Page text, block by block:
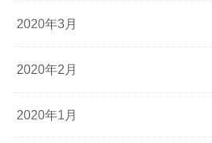
2020年3月
2020年2月
2020年1月